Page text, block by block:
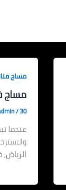
مساج
مساج في
/30 مايو، 2024
عندما